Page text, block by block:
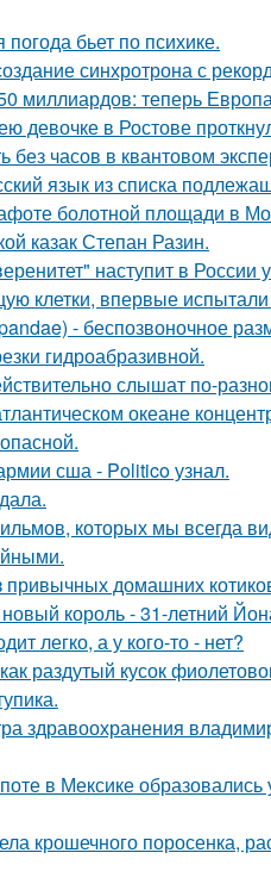
бьет по психике.
синхротрона с
миллиардов: теперь
девочке в Ростове
без часов в квантовом
язык из списка
болотной площади в
казак Степан Разин.
наступит в России
клетки, впервые испытали
- беспозвоночное
гидроабразивной.
слышат по-
океане
сша - Politico узнал.
которых мы всегда
привычных домашних
король - 31-летний
легко, а у кого-то - нет?
раздутый кусок
здравоохранения
в Мексике
крошечного поросенка,